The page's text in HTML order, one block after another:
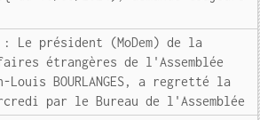
: Le président (MoDem) de la
étrangères de l'Assemblée
BOURLANGES, a regretté la
par le Bureau de l'Assemblée